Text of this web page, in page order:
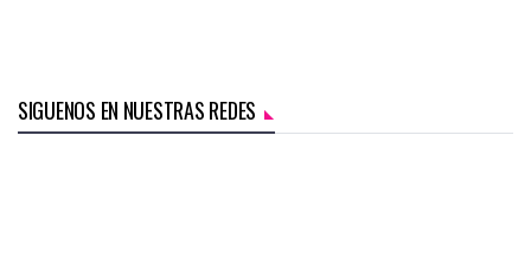
SIGUENOS EN NUESTRAS REDES